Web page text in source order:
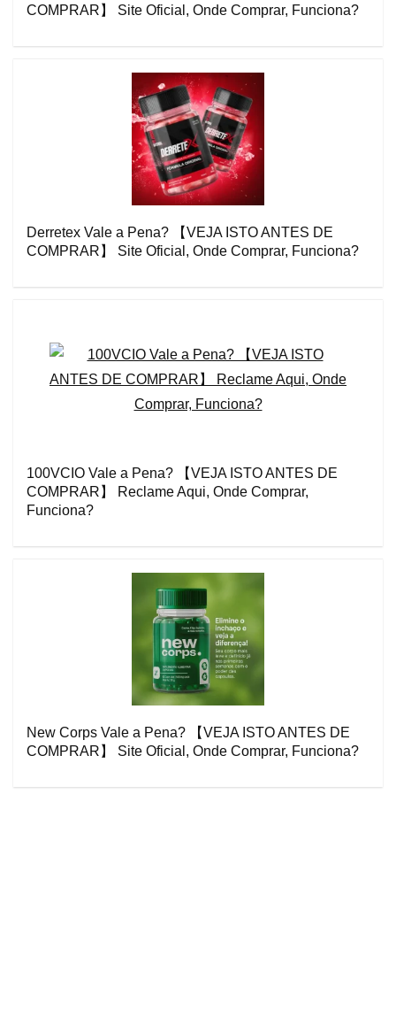
COMPRAR】 Site Oficial, Onde Comprar, Funciona?
Derretex Vale a Pena? 【VEJA ISTO ANTES DE
COMPRAR】 Site Oficial, Onde Comprar, Funciona?
100VCIO Vale a Pena? 【VEJA ISTO ANTES DE
COMPRAR】 Reclame Aqui, Onde Comprar,
Funciona?
New Corps Vale a Pena? 【VEJA ISTO ANTES DE
COMPRAR】 Site Oficial, Onde Comprar, Funciona?